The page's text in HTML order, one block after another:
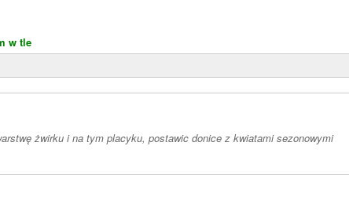
w tle
żwirku i na tym placyku, postawic donice z kwiatami sezonowymi